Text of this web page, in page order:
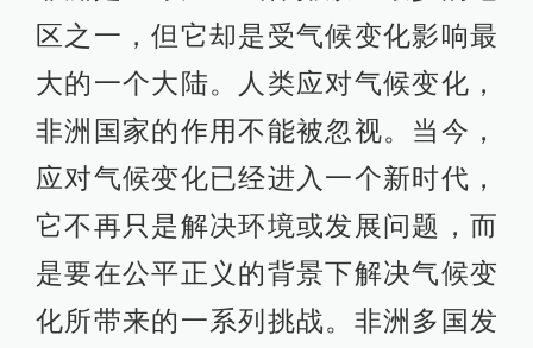
区之一，但它却是受气候变化影响最
大的一个大陆。人类应对气候变化，
非洲国家的作用不能被忽视。当今，
应对气候变化已经进入一个新时代，
它不再只是解决环境或发展问题，而
是要在公平正义的背景下解决气候变
化所带来的一系列挑战。非洲多国发